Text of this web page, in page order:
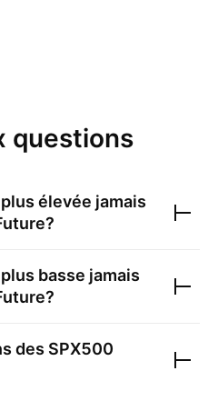
questions
élevée jamais
?
basse jamais
?
des SPX500